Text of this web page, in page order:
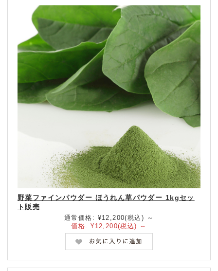
野菜ファインパウダー ほうれん草パウダー 1kgセッ
ト販売
通常価格: ¥12,200(税込)
～
価格: ¥12,200(税込) ～